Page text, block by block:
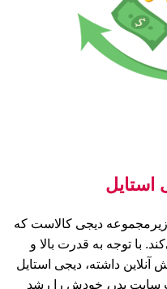
استایل
دیجی کالاست که
با توجه به قدرت بالا و
آنلاین داشته، دیجی استایل
سایت پدر، خودش را رشد